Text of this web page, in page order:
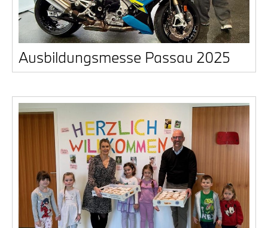
Aus­bil­dungs­mes­se Pas­sau 2025